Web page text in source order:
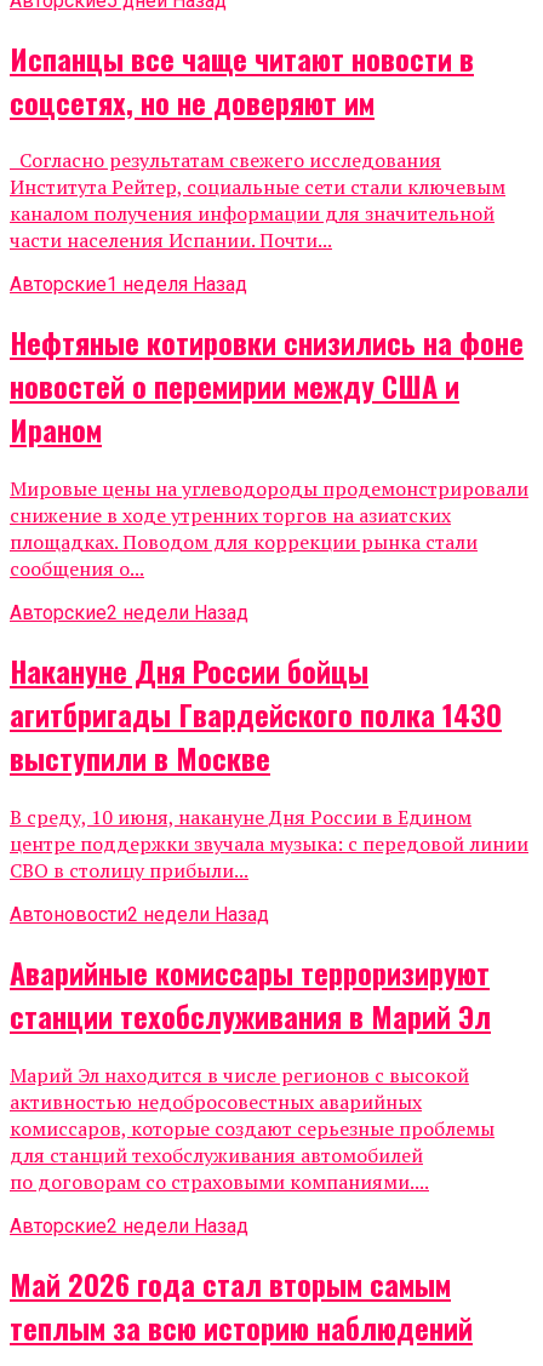
Испанцы все чаще читают новости в
соцсетях, но не доверяют им
Согласно результатам свежего исследования
Института Рейтер, социальные сети стали ключевым
каналом получения информации для значительной
части населения Испании. Почти...
Авторские1 неделя Назад
Нефтяные котировки снизились на фоне
новостей о перемирии между США и
Ираном
Мировые цены на углеводороды продемонстрировали
снижение в ходе утренних торгов на азиатских
площадках. Поводом для коррекции рынка стали
сообщения о...
Авторские2 недели Назад
Накануне Дня России бойцы
агитбригады Гвардейского полка 1430
выступили в Москве
В среду, 10 июня, накануне Дня России в Едином
центре поддержки звучала музыка: с передовой линии
СВО в столицу прибыли...
Автоновости2 недели Назад
Аварийные комиссары терроризируют
станции техобслуживания в Марий Эл
Марий Эл находится в числе регионов с высокой
активностью недобросовестных аварийных
комиссаров, которые создают серьезные проблемы
для станций техобслуживания автомобилей
по договорам со страховыми компаниями....
Авторские2 недели Назад
Май 2026 года стал вторым самым
теплым за всю историю наблюдений